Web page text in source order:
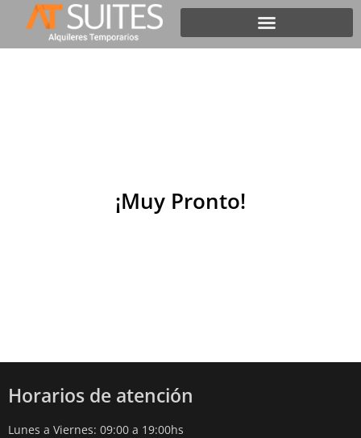
¡Muy Pronto!
Horarios de atención
Lunes a Viernes: 09:00 a 19:00hs